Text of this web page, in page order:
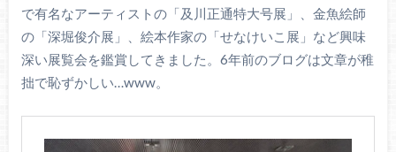
で有名なアーティストの「及川正通特大号展」、金魚絵師
の「深堀俊介展」、絵本作家の「せなけいこ展」など興味
深い展覧会を鑑賞してきました。6年前のブログは文章が稚
拙で恥ずかしい…www。